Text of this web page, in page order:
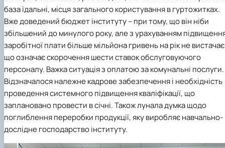
база їдальні, місця загального користування в гуртожитках.
Вже доведений бюджет інституту – при тому, що він ніби
збільшений до минулого року, але з урахуванням
заробітної плати більше мільйона гривень на рік не
що означає скорочення шести ставок обслуговуючого
персоналу. Важка ситуація з оплатою за комунальні послуги.
Відзначалося належне кадрове забезпечення і необхідність
проведення системного підвищення кваліфікації, що
заплановано провести в січні. Також лунала думка щодо
поглиблення переробки продукції, яку виробляє навчально-
дослідне господарство інституту.